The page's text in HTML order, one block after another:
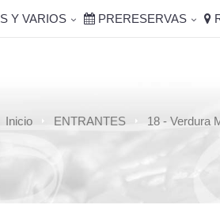
Y VARIOS PRERESERVAS
Inicio ENTRANTES 18 - Verdura